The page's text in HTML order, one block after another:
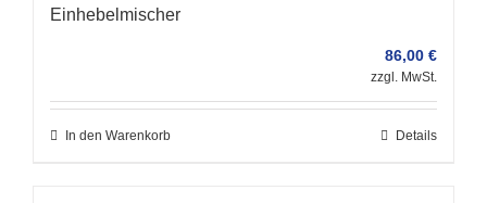
Einhebelmischer
86,00 €
zzgl. MwSt.
In den Warenkorb Details